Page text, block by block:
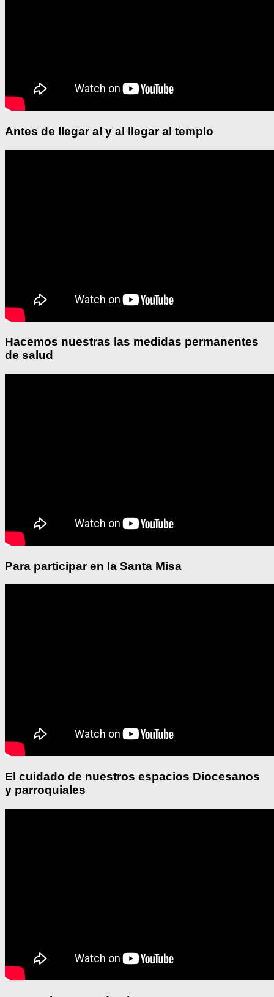
Antes de llegar al y al llegar al templo
Hacemos nuestras las medidas permanentes
de salud
Para participar en la Santa Misa
El cuidado de nuestros espacios Diocesanos
y parroquiales